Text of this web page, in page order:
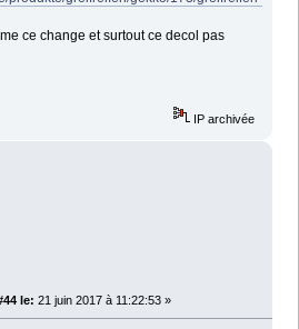
ce change et surtout ce decol pas
IP archivée
le: 21 juin 2017 à 11:22:53 »